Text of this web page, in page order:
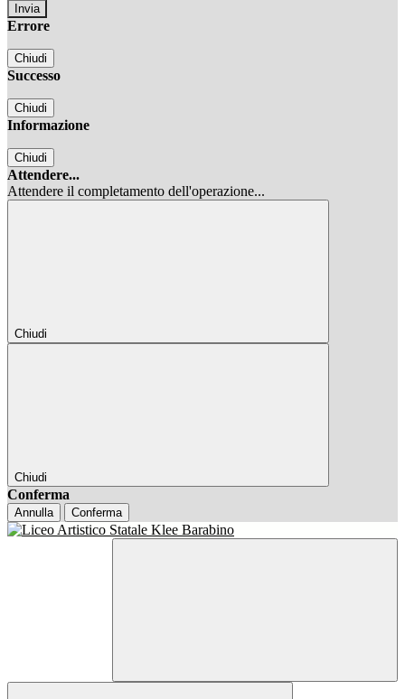
Errore
Chiudi
Successo
Chiudi
Informazione
Chiudi
Attendere...
Attendere il completamento dell'operazione...
Chiudi
Chiudi
Conferma
Annulla Conferma